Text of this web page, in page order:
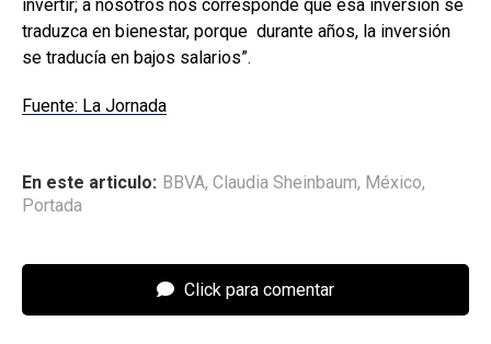
invertir; a nosotros nos corresponde que esa inversión se
traduzca en bienestar, porque durante años, la inversión
se traducía en bajos salarios”.
Fuente: La Jornada
En este articulo: BBVA, Claudia Sheinbaum, México,
Portada
Click para comentar